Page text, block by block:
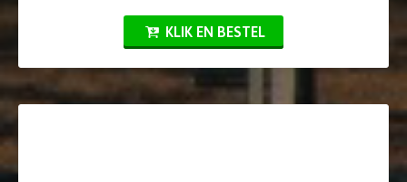
KLIK EN BESTEL